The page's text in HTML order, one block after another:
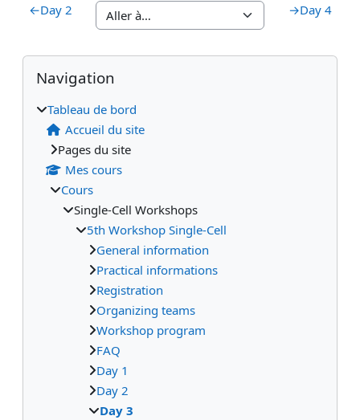
←Day 2 →Day 4
Blocs
Blocs supplémentaires
Passer Navigation
Navigation
Tableau de bord
Accueil du site
Pages du site
Mes cours
Cours
Single-Cell Workshops
5th Workshop Single-Cell
General information
Practical informations
Registration
Organizing teams
Workshop program
FAQ
Day 1
Day 2
Day 3